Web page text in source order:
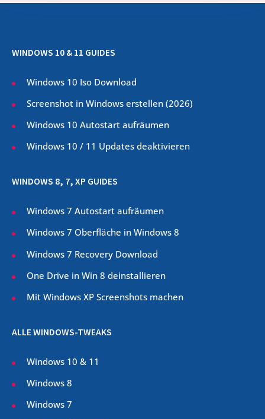
WINDOWS 10 & 11 GUIDES
Windows 10 Iso Download
Screenshot in Windows erstellen (2026)
Windows 10 Autostart aufräumen
Windows 10 / 11 Updates deaktivieren
WINDOWS 8, 7, XP GUIDES
Windows 7 Autostart aufräumen
Windows 7 Oberfläche in Windows 8
Windows 7 Recovery Download
One Drive in Win 8 deinstallieren
Mit Windows XP Screenshots machen
ALLE WINDOWS-TWEAKS
Windows 10 & 11
Windows 8
Windows 7